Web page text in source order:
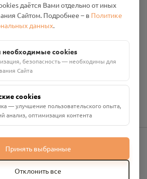
ответственностью «Смоленский
1256700001986
216790, Смоленская область, р-н
улица Западная, д. 26А, пом. 18
в АО "АЛЬФА-БАНК"
даётся Вами отдельно от иных
Сайтом. Подробнее – в Политике
данных.
необходимые cookies
безопасность — необходимы для
Сайта
cookies
— улучшение пользовательского опыта,
анализ, оптимизация контента
Принять выбранные
Отклонить все